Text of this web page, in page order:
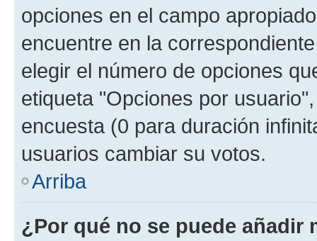
opciones en el campo
encuentre en la
elegir el número de opciones
etiqueta "Opciones por
encuesta (0 para duración
usuarios cambiar su votos.
Arriba
¿Por qué no se puede añadir